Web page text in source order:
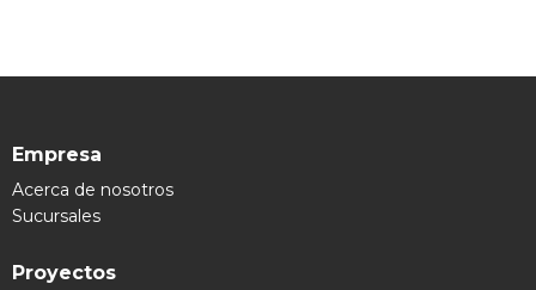
Empresa
Acerca de nosotros
Sucursales
Proyectos